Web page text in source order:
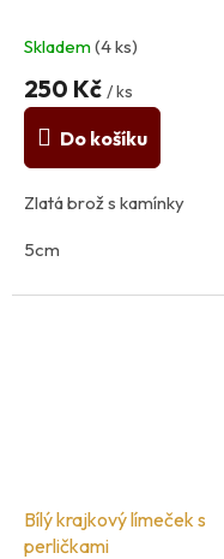
Skladem(4 ks)
250 Kč / ks
Do košíku
Zlatá brož s kamínky
5cm
Materiál: kov, sklo
Bílý krajkový límeček s
perličkami